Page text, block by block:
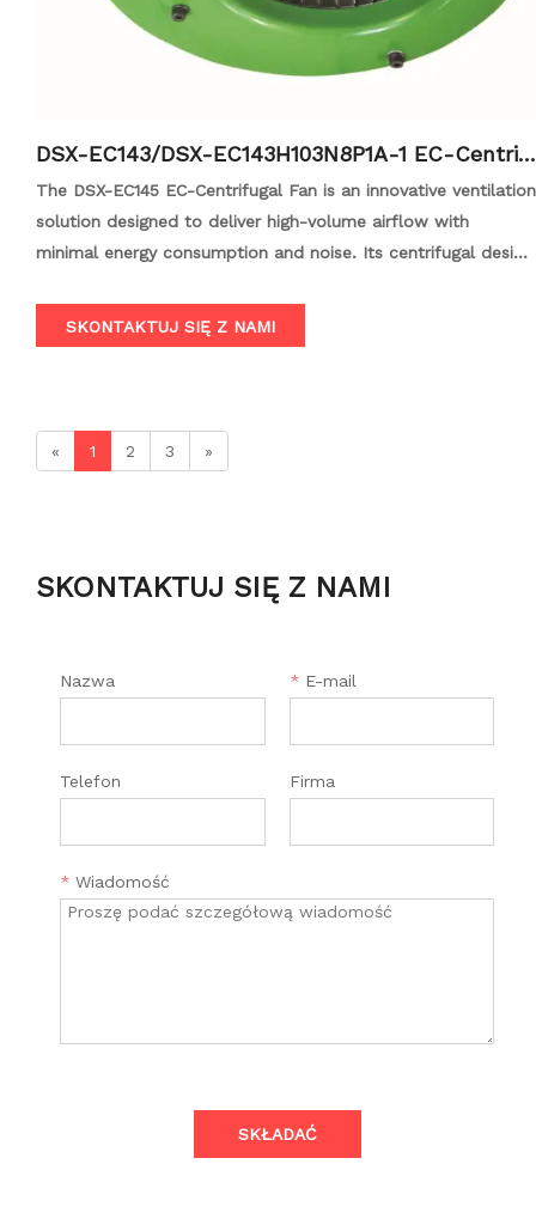
DSX-EC143/DSX-EC143H103N8P1A-1 EC-Centrif
ugal-Fan-Copy
The DSX-EC145 EC-Centrifugal Fan is an innovative ventilation
solution designed to deliver high-volume airflow with
minimal energy consumption and noise. Its centrifugal design
commercial, and residential settings.
SKONTAKTUJ SIĘ Z NAMI
« 1 2 3 »
SKONTAKTUJ SIĘ Z NAMI
Nazwa * E-mail
Telefon Firma
* Wiadomość
SKŁADAĆ